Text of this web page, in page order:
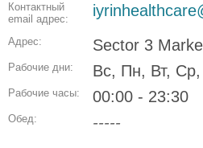
Контактный
email адрес:
Адрес: Sector 3
Рабочие дни: Вс, Пн, Вт,
Рабочие часы: 00:00 - 23:30
Обед: -----